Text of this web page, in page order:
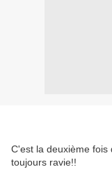
C'est la deuxième fois
toujours ravie!!